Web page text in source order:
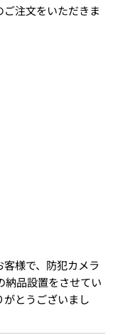
注文をいただきま
様で、防犯カメラ
納品設置をさせてい
とうございまし